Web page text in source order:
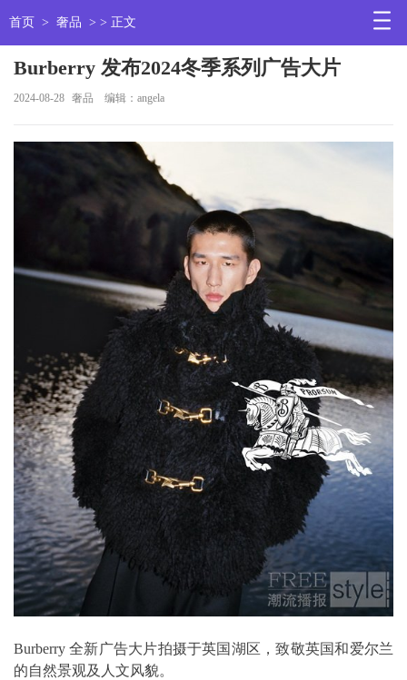
首页 > 奢品 > > 正文
Burberry 发布2024冬季系列广告大片
2024-08-28 奢品 编辑：angela
Burberry 全新广告大片拍摄于英国湖区，致敬英国和爱尔兰
的自然景观及人文风貌。